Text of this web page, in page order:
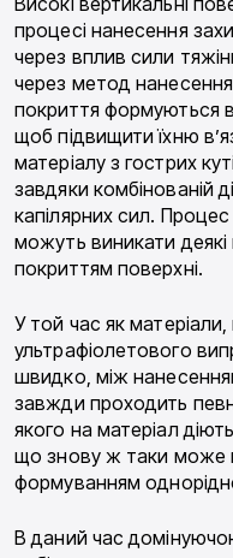
процесі нанесення
через вплив сили
через метод
покриття формуються
щоб підвищити їхню
матеріалу з гострих
завдяки комбінованій
капілярних сил.
можуть виникати
покриттям поверхні.
У той час як
ультрафіолетового
швидко, між
завжди проходить
якого на матеріал діють
що знову ж таки може
формуванням
В даний час